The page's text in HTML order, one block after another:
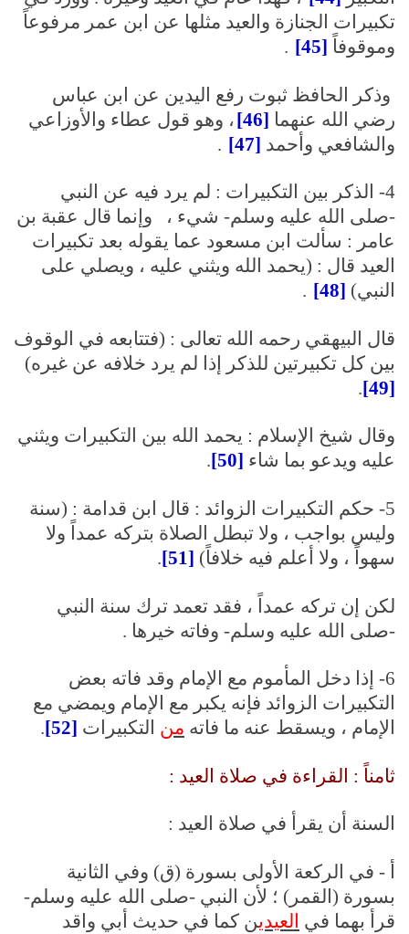
تكبيرات الجنازة والعيد مثلها عن ابن عمر مرفوعاً
وموقوفاً [45]
.
وذكر الحافظ ثبوت رفع اليدين عن ابن عباس
رضي الله عنهما [46]
، وهو قول عطاء والأوزاعي
والشافعي وأحمد [47]
.
4- الذكر بين التكبيرات : لم يرد فيه عن النبي
-صلى الله عليه وسلم- شيء ، وإنما قال عقبة بن
عامر : سألت ابن مسعود عما يقوله بعد تكبيرات
العيد قال : (يحمد الله ويثني عليه ، ويصلي على
النبي) [48]
.
قال البيهقي رحمه الله تعالى : (فتتابعه في الوقوف
بين كل تكبيرتين للذكر إذا لم يرد خلافه عن غيره)
[49]
.
وقال شيخ الإسلام : يحمد الله بين التكبيرات ويثني
عليه ويدعو بما شاء [50]
.
5- حكم التكبيرات الزوائد : قال ابن قدامة : (سنة
وليس بواجب ، ولا تبطل الصلاة بتركه عمداً ولا
سهواً ، ولا أعلم فيه خلافاً) [51]
.
لكن إن تركه عمداً ، فقد تعمد ترك سنة النبي
-صلى الله عليه وسلم- وفاته خيرها .
6- إذا دخل المأموم مع الإمام وقد فاته بعض
التكبيرات الزوائد فإنه يكبر مع الإمام ويمضي مع
الإمام ، ويسقط عنه ما فاته من التكبيرات [52]
.
ثامناً : القراءة في صلاة العيد :
السنة أن يقرأ في صلاة العيد :
أ - في الركعة الأولى بسورة (ق) وفي الثانية
بسورة (القمر) ؛ لأن النبي -صلى الله عليه وسلم-
قرأ بهما في العيدين كما في حديث أبي واقد